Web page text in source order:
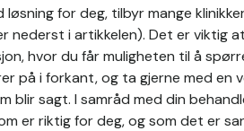
for deg, tilbyr mange
nederst i artikkelen). Det er viktig
hvor du får muligheten til å
på i forkant, og ta gjerne med en
blir sagt. I samråd med din
er riktig for deg, og som det er